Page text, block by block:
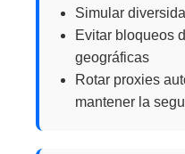
Simular
Evitar bloqueos
geográficas
Rotar proxies
mantener la